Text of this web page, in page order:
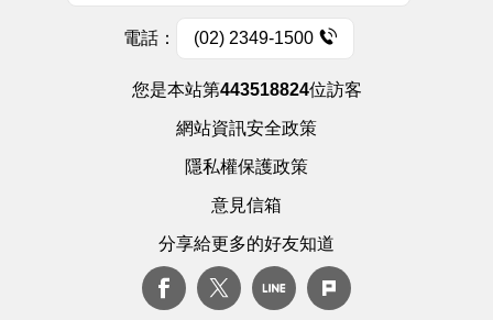
電話： (02) 2349-1500
您是本站第443518824位訪客
網站資訊安全政策
隱私權保護政策
意見信箱
分享給更多的好友知道